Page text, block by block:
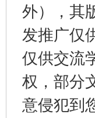
外），其
发推广仅
仅供交流
权，部分
意侵犯到
东山县通报“牛